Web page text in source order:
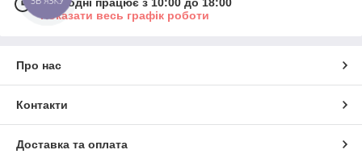
Сьогодні працює з 10:00 до 18:00
Показати весь графік роботи
Про нас
Контакти
Доставка та оплата